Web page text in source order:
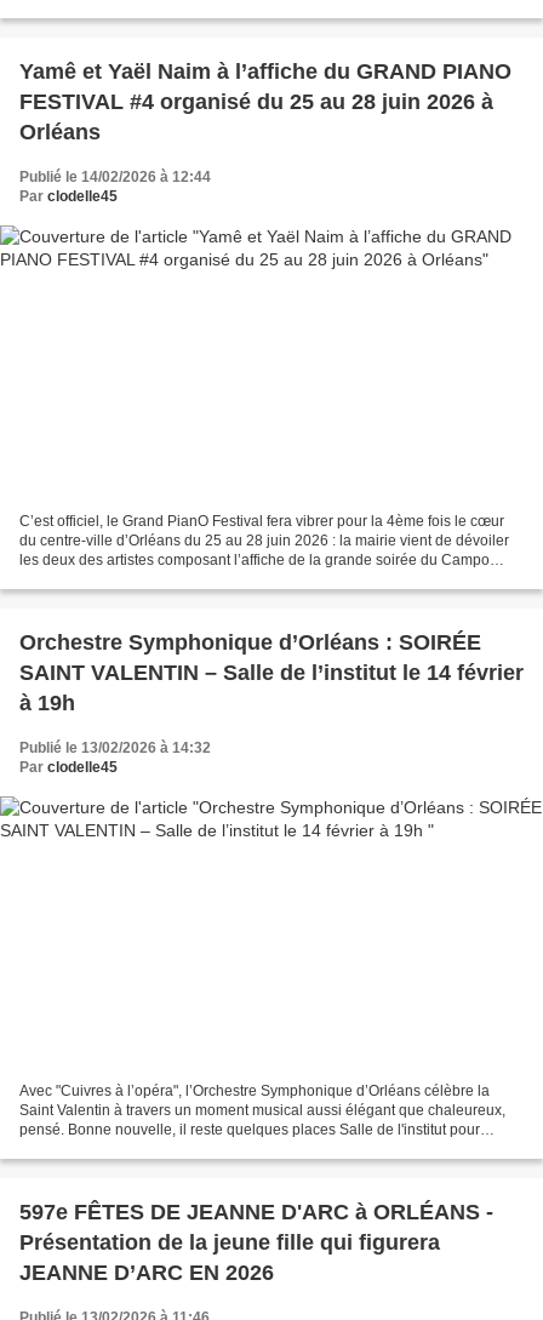
Yamê et Yaël Naim à l’affiche du GRAND PIANO
FESTIVAL #4 organisé du 25 au 28 juin 2026 à
Orléans
Publié le 14/02/2026 à 12:44
Par clodelle45
C’est officiel, le Grand PianO Festival fera vibrer pour la 4ème fois le cœur
du centre-ville d’Orléans du 25 au 28 juin 2026 : la mairie vient de dévoiler
les deux des artistes composant l’affiche de la grande soirée du Campo
Orchestre Symphonique d’Orléans : SOIRÉE
SAINT VALENTIN – Salle de l’institut le 14 février
à 19h
Publié le 13/02/2026 à 14:32
Par clodelle45
Avec "Cuivres à l’opéra", l’Orchestre Symphonique d’Orléans célèbre la
Saint Valentin à travers un moment musical aussi élégant que chaleureux,
pensé. Bonne nouvelle, il reste quelques places Salle de l'institut pour
597e FÊTES DE JEANNE D'ARC à ORLÉANS -
Présentation de la jeune fille qui figurera
JEANNE D’ARC EN 2026